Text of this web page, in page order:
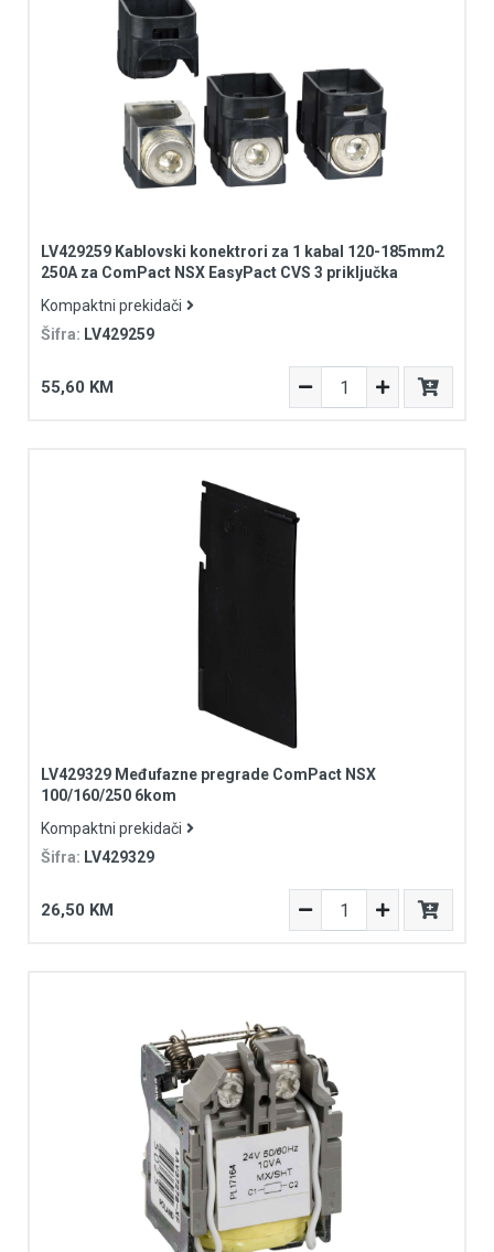
LV429259 Kablovski konektrori za 1 kabal 120-185mm2
250A za ComPact NSX EasyPact CVS 3 priključka
Kompaktni prekidači
Šifra: LV429259
55,60 KM
LV429329 Međufazne pregrade ComPact NSX
100/160/250 6kom
Kompaktni prekidači
Šifra: LV429329
26,50 KM